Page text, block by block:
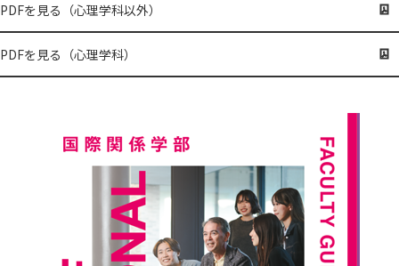
PDFを見る（心理学科以外）
PDFを見る（心理学科）